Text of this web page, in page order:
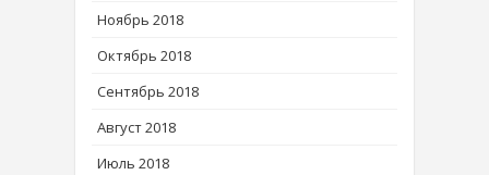
Ноябрь 2018
Октябрь 2018
Сентябрь 2018
Август 2018
Июль 2018